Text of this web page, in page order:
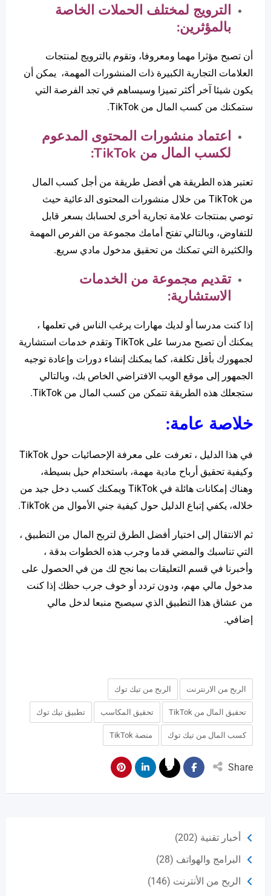
الترويج لمختلف الحملات الخاصة
بالمؤثرين:
أن تصبح مؤثرا مهما ومعروفا، وتقوم بالترويج لمنتجات
العلامات التجارية الكبيرة ذات المنشورات المهمة، يمكن أن
يكون شيئا آخر أكثر تميزا وسيساهم في تجد الفرصة التي
ستمكنك من كسب المال من TikTok.
اعتماد منشورات المحتوى المدعوم
لكسب المال من TikTok
:
تعتبر هذه الطريقة هي أفضل طريقة من أجل كسب المال
من TikTok من خلال منشورات المحتوى الدعائية حيث
توصي بمنتجات علامة تجارية أخرى لحسابك بسعر قابل
للتفاوض، وبالتالي تفتح أمامك مجموعة من الفرص المهمة
والكثيرة التي تمكنك من تحقيق مدخول مادي سريع.
تقديم مجموعة من الخدمات
الاستشارية:
إذا كنت مدرسا أو لديك مهارات يرغب الناس في تعلمها ،
يمكنك أن تصبح مدرسا على TikTok وتقدم خدمات استشارية
لجمهورك بأقل تكلفة، كما يمكنك إنشاء دورات وإعادة توجيه
الجمهور إلى موقع الويب الافتراضي الخاص بك، وبالتالي
ستجعلك هذه الطريقة تتمكن من كسب المال من TikTok.
خلاصة عامة:
في هذا الدليل ، تعرفت على معرفة الإحصائيات حول TikTok
وكيفية تحقيق أرباح مادية مهمة، باستخدام حيل بسيطة،
وهناك إمكانات هائلة في TikTok ويمكنك كسب دخل جيد من
خلاله، يكفي إتباع الدليل حول كيفية جني الأموال من TikTok.
ثم الانتقال إلى اختيار أفضل الطرق لتربح المال من التطبيق ،
التي تناسبك والمضي قدما وجرب هذه الخطوات بدقة ،
وأخبرنا في قسم التعليقات بما نجح لك من في الحصول على
مدخول مالي مهم، ودون تردد أو خوف جرب حظك إذا كنت
من عشاق هذا التطبيق الذي سيصبح منبعا لدخل مالي
إضافي.
الربح من الارنترنت الربح من تيك توك
تحقيق المال من TikTok تحقيق المكاسب تطبيق تيك توك
كسب المال من تيك توك منصة TikTok
Share
أخبار تقنية (202)
البرامج والهواتف (28)
الربح من الأنترنت (146)